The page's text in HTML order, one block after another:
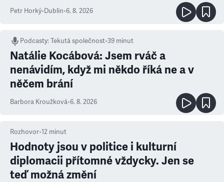
Petr Horký•Dublin•6. 8. 2026
Podcasty:Tekutá společnost•39 minut
Natálie Kocábová: Jsem rváč a
nenávidím, když mi někdo říká ne a v
něčem brání
Barbora Kroužková•6. 8. 2026
Rozhovor•12 minut
Hodnoty jsou v politice i kulturní
diplomacii přítomné vždycky. Jen se
teď možná změní